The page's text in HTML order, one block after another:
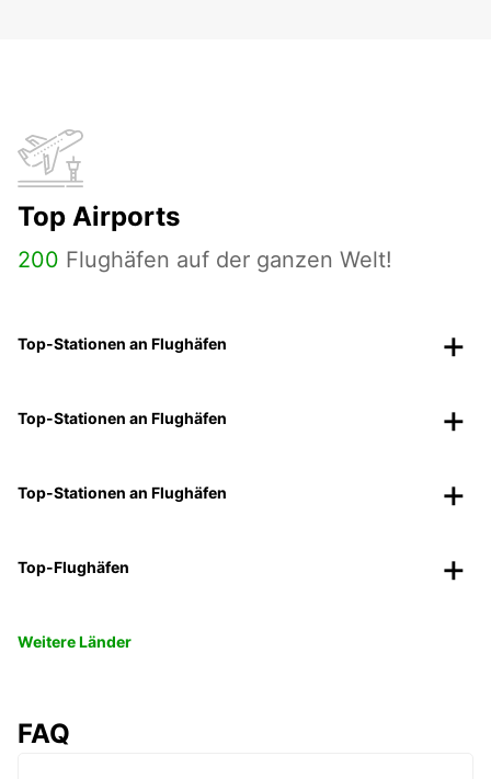
Top Airports
200 Flughäfen auf der ganzen Welt!
Top-Stationen an Flughäfen
Top-Stationen an Flughäfen
Top-Stationen an Flughäfen
Top-Flughäfen
Weitere Länder
FAQ